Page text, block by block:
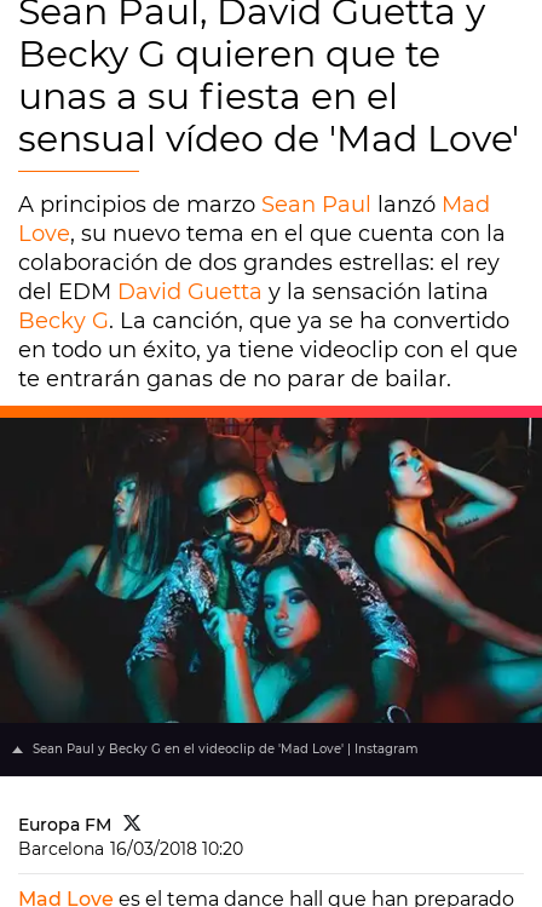
Sean Paul, David Guetta y
Becky G quieren que te
unas a su fiesta en el
sensual vídeo de 'Mad Love'
A principios de marzo Sean Paul lanzó Mad
Love, su nuevo tema en el que cuenta con la
colaboración de dos grandes estrellas: el rey
del EDM David Guetta y la sensación latina
Becky G. La canción, que ya se ha convertido
en todo un éxito, ya tiene videoclip con el que
te entrarán ganas de no parar de bailar.
Sean Paul y Becky G en el videoclip de 'Mad Love' | Instagram
Europa FM
Barcelona 16/03/2018 10:20
Mad Love es el tema dance hall que han preparado